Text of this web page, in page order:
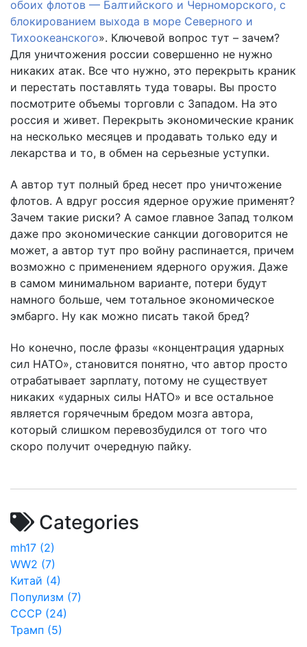
обоих флотов — Балтийского и Черноморского, с
блокированием выхода в море Северного и
Тихоокеанского». Ключевой вопрос тут – зачем?
Для уничтожения россии совершенно не нужно
никаких атак. Все что нужно, это перекрыть краник
и перестать поставлять туда товары. Вы просто
посмотрите объемы торговли с Западом. На это
россия и живет. Перекрыть экономические краник
на несколько месяцев и продавать только еду и
лекарства и то, в обмен на серьезные уступки.
А автор тут полный бред несет про уничтожение
флотов. А вдруг россия ядерное оружие применят?
Зачем такие риски? А самое главное Запад толком
даже про экономические санкции договорится не
может, а автор тут про войну распинается, причем
возможно с применением ядерного оружия. Даже
в самом минимальном варианте, потери будут
намного больше, чем тотальное экономическое
эмбарго. Ну как можно писать такой бред?
Но конечно, после фразы «концентрация ударных
сил НАТО», становится понятно, что автор просто
отрабатывает зарплату, потому не существует
никаких «ударных силы НАТО» и все остальное
является горячечным бредом мозга автора,
который слишком перевозбудился от того что
скоро получит очередную пайку.
Categories
mh17 (2)
WW2 (7)
Китай (4)
Популизм (7)
СССР (24)
Трамп (5)